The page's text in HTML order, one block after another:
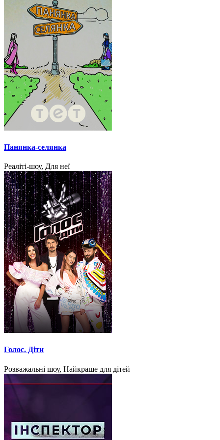
Панянка-селянка
Реаліті-шоу, Для неї
Голос. Діти
Розважальні шоу, Найкраще для дітей